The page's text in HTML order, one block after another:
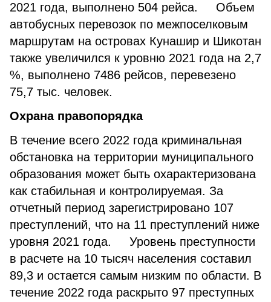
2021 года, выполнено 504 рейса. Объем
автобусных перевозок по межпоселковым
маршрутам на островах Кунашир и Шикотан
также увеличился к уровню 2021 года на 2,7
%, выполнено 7486 рейсов, перевезено
75,7 тыс. человек.
Охрана правопорядка
В течение всего 2022 года криминальная
обстановка на территории муниципального
образования может быть охарактеризована
как стабильная и контролируемая. За
отчетный период зарегистрировано 107
преступлений, что на 11 преступлений ниже
уровня 2021 года. Уровень преступности
в расчете на 10 тысяч населения составил
89,3 и остается самым низким по области. В
течение 2022 года раскрыто 97 преступных